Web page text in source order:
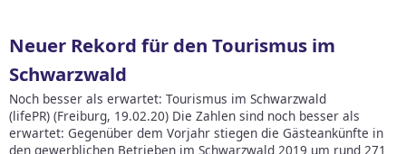
Neuer Rekord für den Tourismus im
Schwarzwald
Noch besser als erwartet: Tourismus im Schwarzwald
(lifePR) (Freiburg, 19.02.20) Die Zahlen sind noch besser als
erwartet: Gegenüber dem Vorjahr stiegen die Gästeankünfte in
den gewerblichen Betrieben im Schwarzwald 2019 um rund 271